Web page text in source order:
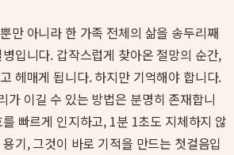
만 아니라 한 가족 전체의 삶을 송두리째
입니다. 갑작스럽게 찾아온 절망의 순간,
헤매게 됩니다. 하지만 기억해야 합니다.
가 이길 수 있는 방법은 분명히 존재합니
빠르게 인지하고, 1분 1초도 지체하지 않
기, 그것이 바로 기적을 만드는 첫걸음입